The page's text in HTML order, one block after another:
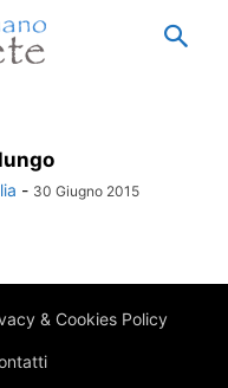
- 30 Giugno 2015
& Cookies Policy